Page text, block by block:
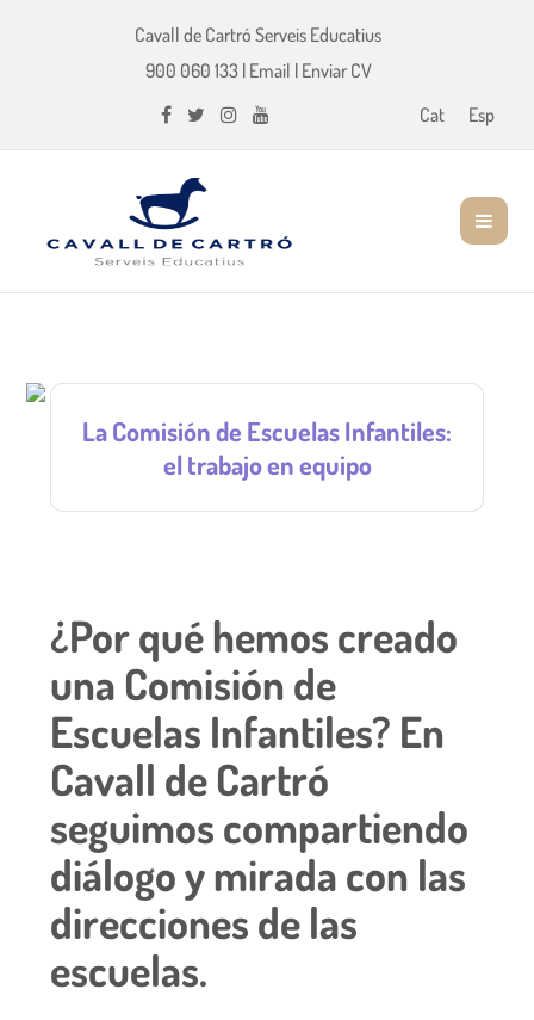
Cavall de Cartró Serveis Educatius
900 060 133| Email | Enviar CV
Cat
Esp
La Comisión de Escuelas Infantiles:
el trabajo en equipo
¿Por qué hemos creado
una Comisión de
Escuelas Infantiles? En
Cavall de Cartró
seguimos compartiendo
diálogo y mirada con las
direcciones de las
escuelas.